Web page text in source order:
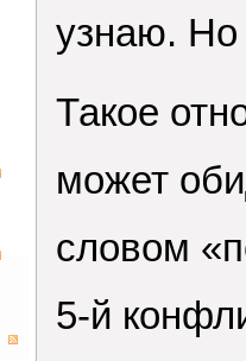
узнаю. Но
Такое
может
словом
5-й